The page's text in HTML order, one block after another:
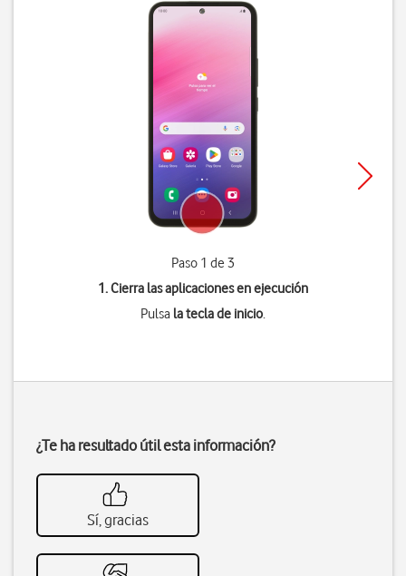
Paso 1 de 3
1. Cierra las aplicaciones en ejecución
Pulsa la tecla de inicio.
¿Te ha resultado útil esta información?
Sí, gracias